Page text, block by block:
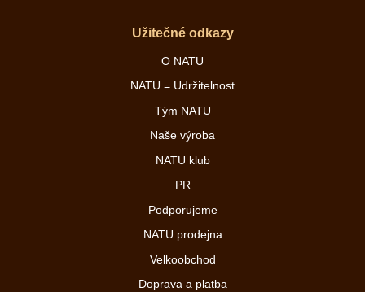
Užitečné odkazy
O NATU
NATU = Udržitelnost
Tým NATU
Naše výroba
NATU klub
PR
Podporujeme
NATU prodejna
Velkoobchod
Doprava a platba